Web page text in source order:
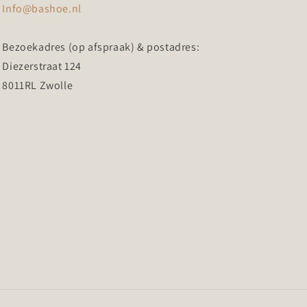
Info@bashoe.nl
Bezoekadres (op afspraak) & postadres:
Diezerstraat 124
8011RL Zwolle